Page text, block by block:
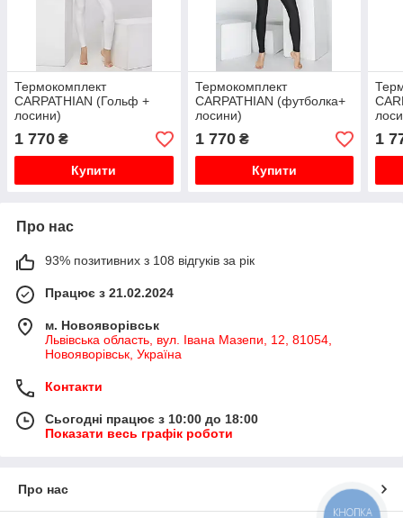
Термокомплект
CARPATHIAN (Гольф +
лосини)
1 770 ₴
Купити
Термокомплект
CARPATHIAN (футболка+
лосини)
1 770₴
Купити
1
Про нас
93% позитивних з 108 відгуків за рік
Працює з 21.02.2024
м. Новояворівськ
Львівська область, вул. Івана Мазепи, 12, 81054,
Новояворівськ, Україна
Контакти
Сьогодні працює з 10:00 до 18:00
Показати весь графік роботи
Про нас
КНОПКА